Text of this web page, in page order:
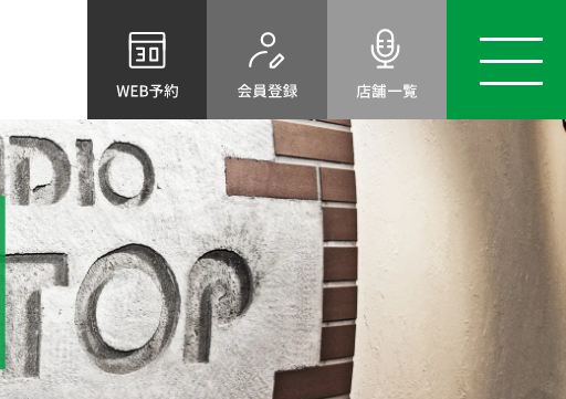
BOT-AMIRICA MURA
アメ村店
BOT-SHINSABASHI-EAST
東心斎橋店
初めてのスタジオ
ベースオントップとは
選ばれる理由
ご利用案内
よくあるご質問
NEWS＆TOPICS
お問い合わせ
スタッフ募集
店舗トップスタジオ 案内 料金表 レンタル機材 アクセス